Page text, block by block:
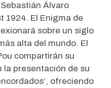
Álvaro
1924. El Enigma de
sobre un siglo
alta del mundo. El
compartirán su
la presentación de su
ofreciendo